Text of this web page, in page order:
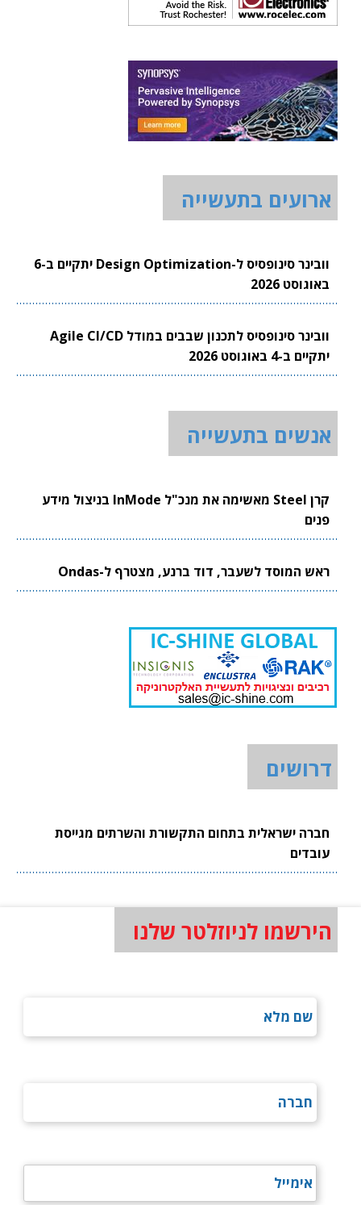
ארועים בתעשייה
וובינר סינופסיס ל-Design Optimization יתקיים ב-6
באוגוסט 2026
וובינר סינופסיס לתכנון שבבים במודל Agile CI/CD
יתקיים ב-4 באוגוסט 2026
אנשים בתעשייה
קרן Steel מאשימה את מנכ"ל InMode בניצול מידע
פנים
ראש המוסד לשעבר, דוד ברנע, מצטרף ל-Ondas
דרושים
חברה ישראלית בתחום התקשורת והשרתים מגייסת
עובדים
הירשמו לניוזלטר שלנו